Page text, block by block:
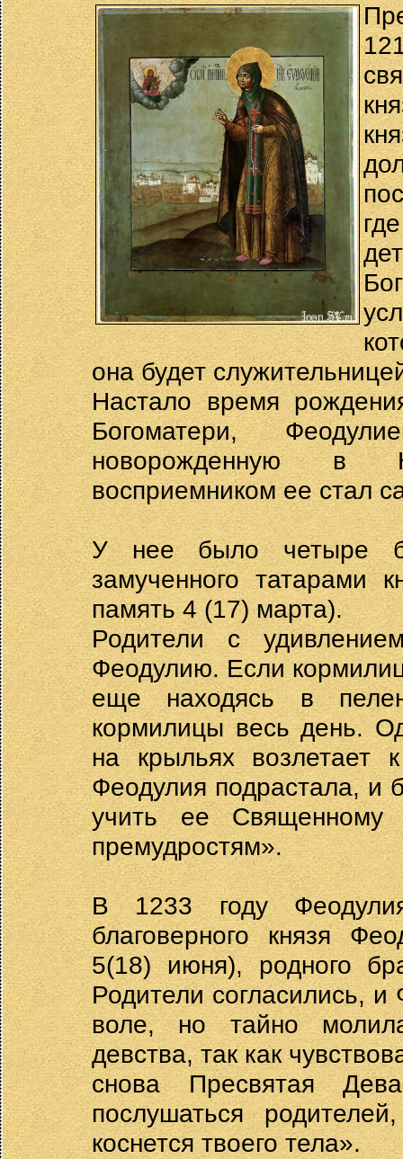
она будет
Настало время
Богоматери,
новорожденную в
восприемником ее стал
У нее было четыре
замученного татарами
память 4 (17) марта).
Родители с
Феодулию. Если
еще находясь в
кормилицы весь день.
на крыльях возлетает
Феодулия подрастала, и
учить ее
премудростям».
В 1233 году
благоверного князя
5(18) июня), родного
Родители согласились, и
воле, но тайно
девства, так как
снова Пресвятая
послушаться
коснется твоего тела».